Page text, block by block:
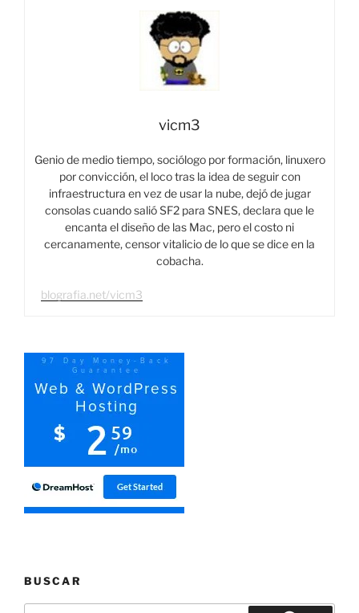
vicm3
Genio de medio tiempo, sociólogo por formación, linuxero
por convicción, el loco tras la idea de seguir con
infraestructura en vez de usar la nube, dejó de jugar
consolas cuando salió SF2 para SNES, declara que le
encanta el diseño de las Mac, pero el costo ni
cercanamente, censor vitalicio de lo que se dice en la
cobacha.
blografia.net/vicm3
BUSCAR